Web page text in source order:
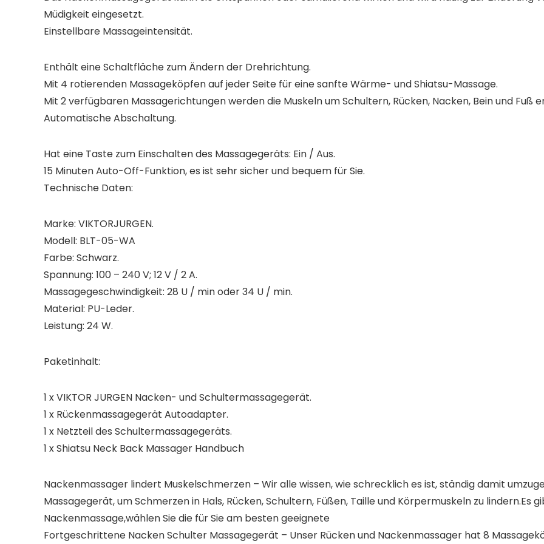
Müdigkeit eingesetzt.
Einstellbare Massageintensität.
Enthält eine Schaltfläche zum Ändern der Drehrichtung.
Mit 4 rotierenden Massageköpfen auf jeder Seite für eine sanfte Wärme- und Shiatsu-Massage.
Mit 2 verfügbaren Massagerichtungen werden die Muskeln um Schultern, Rücken, Nacken, Bein und Fuß
Automatische Abschaltung.
Hat eine Taste zum Einschalten des Massagegeräts: Ein / Aus.
15 Minuten Auto-Off-Funktion, es ist sehr sicher und bequem für Sie.
Technische Daten:
Marke: VIKTORJURGEN.
Modell: BLT-05-WA
Farbe: Schwarz.
Spannung: 100 – 240 V; 12 V / 2 A.
Massagegeschwindigkeit: 28 U / min oder 34 U / min.
Material: PU-Leder.
Leistung: 24 W.
Paketinhalt:
1 x VIKTOR JURGEN Nacken- und Schultermassagegerät.
1 x Rückenmassagegerät Autoadapter.
1 x Netzteil des Schultermassagegeräts.
1 x Shiatsu Neck Back Massager Handbuch
Nackenmassager lindert Muskelschmerzen – Wir alle wissen, wie schrecklich es ist, ständig damit
Massagegerät, um Schmerzen in Hals, Rücken, Schultern, Füßen, Taille und Körpermuskeln zu
Nackenmassage,wählen Sie die für Sie am besten geeignete
Fortgeschrittene Nacken Schulter Massagegerät – Unser Rücken und Nackenmassager hat 8